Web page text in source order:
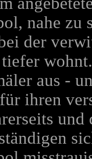
nahe zu
der
tiefer
aus -
ihren
und